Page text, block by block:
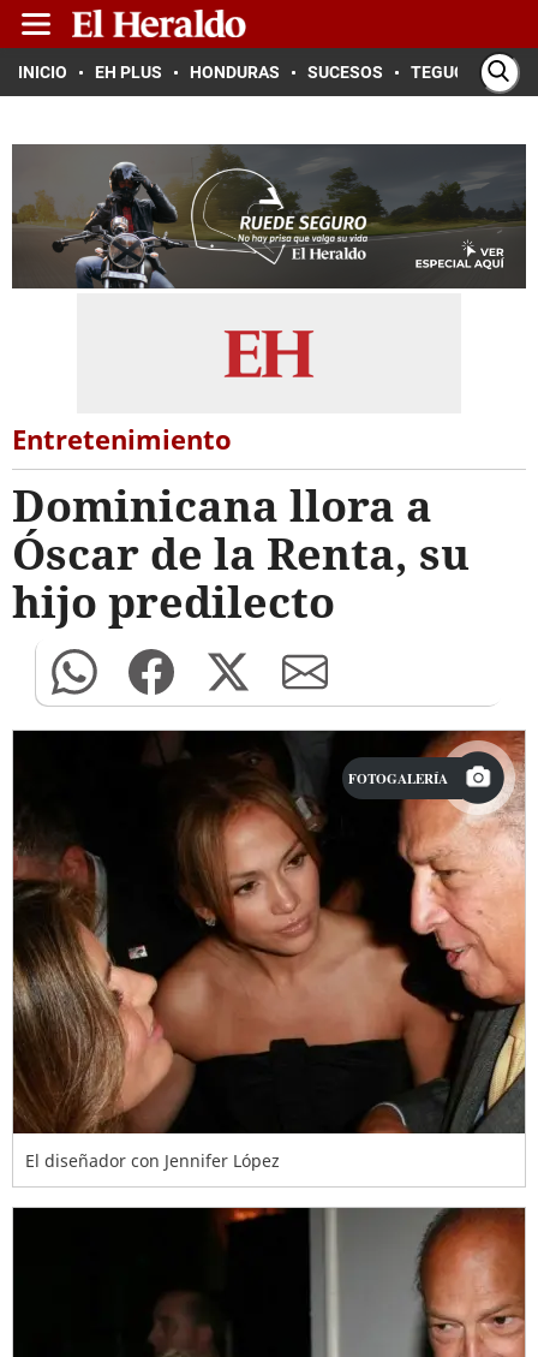
INICIO EH PLUS HONDURAS SUCESOS TEGUCIGALPA
Entretenimiento
Dominicana llora a
Óscar de la Renta, su
hijo predilecto
FOTOGALERÍA
El diseñador con Jennifer López